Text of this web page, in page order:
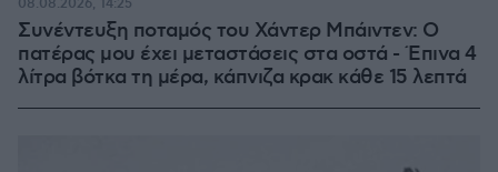
Συνέντευξη ποταμός του Χάντερ Μπάιντεν: Ο
πατέρας μου έχει μεταστάσεις στα οστά - Έπινα 4
λίτρα βότκα τη μέρα, κάπνιζα κρακ κάθε 15 λεπτά
08.08.2026, 14:25